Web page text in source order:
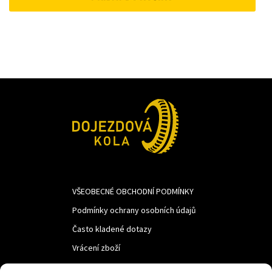
VŠEOBECNÉ OBCHODNÍ PODMÍNKY
Podmínky ochrany osobních údajů
Často kladené dotazy
Vrácení zboží